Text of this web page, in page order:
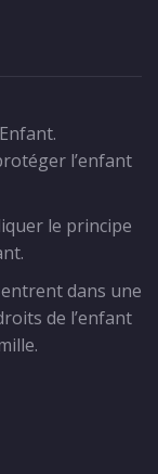
l’enfant
le principe
dans une
de l’enfant